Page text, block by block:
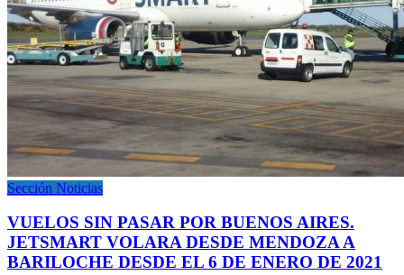
Sección Noticias
VUELOS SIN PASAR POR BUENOS AIRES.
JETSMART VOLARA DESDE MENDOZA A
BARILOCHE DESDE EL 6 DE ENERO DE 2021